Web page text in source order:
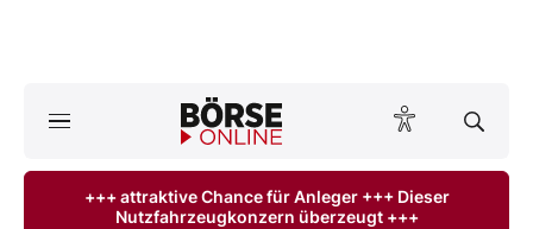
ktuelle Ausgabe BÖRSE ONLINE lesen
+++ attraktive Chance für Anleger +++ Dieser
Nutzfahrzeugkonzern überzeugt +++